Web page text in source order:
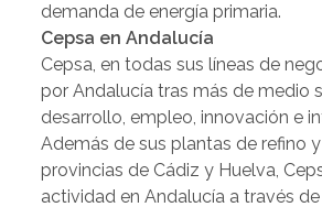
demanda de energía primaria.
Cepsa en Andalucía
Cepsa, en todas sus líneas de
por Andalucía tras más de medio
desarrollo, empleo, innovación e
Además de sus plantas de refino
provincias de Cádiz y Huelva,
actividad en Andalucía a través